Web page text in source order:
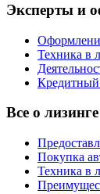
Эксперты и
Техника в
Кредитный
Все о лизинге
Покупка
Техника в